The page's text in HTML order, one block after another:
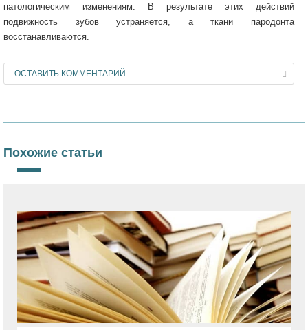
патологическим изменениям. В результате этих действий
подвижность зубов устраняется, а ткани пародонта
восстанавливаются.
ОСТАВИТЬ КОММЕНТАРИЙ
Похожие статьи